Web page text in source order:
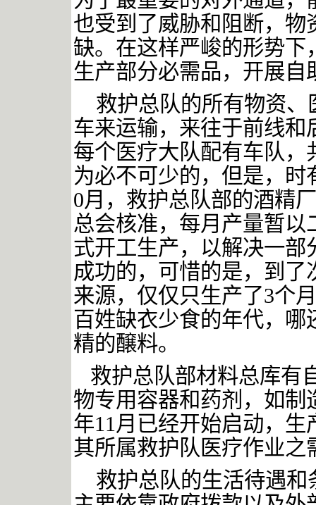
也受到了威胁和阻断，
缺。在这样严峻的形势
生产部分必需品，开展自
救护总队的所有物资
车来运输，来往于前线
每个医疗大队配有车队
为必不可少的，但是，
0月，救护总队部的酒精
总会核准，每月产量暂以
式开工生产，以解决一
成功的，可惜的是，到了
来源，仅仅只生产了3个
百姓缺衣少食的年代，
精的醸料。
救护总队部材料总库有
物专用容器和药剂，如制
年11月已经开始启动，生
其所属救护队医疗作业之
救护总队的生活待遇